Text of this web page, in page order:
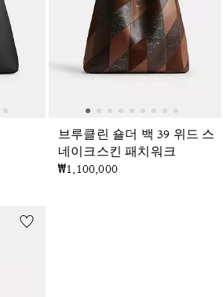
브루클린 숄더 백 39 위드 스
네이크스킨 패치워크
₩1,100,000